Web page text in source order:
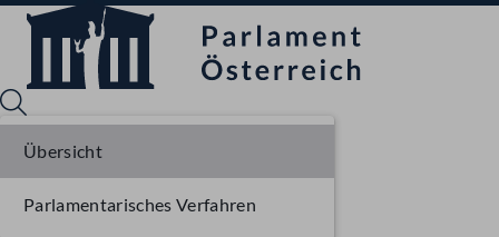
Übersicht
Parlamentarisches Verfahren